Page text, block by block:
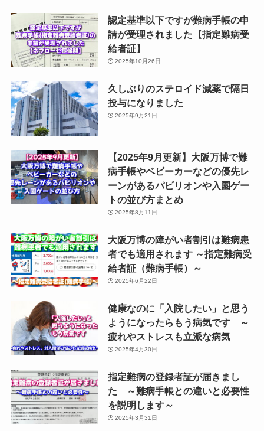
認定基準以下ですが難病手帳の申
請が受理されました【指定難病受
給者証】
2025年10月26日
久しぶりのステロイド減薬で隔日
投与になりました
2025年9月21日
【2025年9月更新】大阪万博で難
病手帳やベビーカーなどの優先レ
ーンがあるパビリオンや入園ゲー
トの並び方まとめ
2025年8月11日
大阪万博の障がい者割引は難病患
者でも適用されます ～指定難病受
給者証（難病手帳）～
2025年6月22日
健康なのに「入院したい」と思う
ようになったらもう病気です ～
疲れやストレスも立派な病気
2025年4月30日
指定難病の登録者証が届きまし
た ～難病手帳との違いと必要性
を説明します～
2025年3月31日